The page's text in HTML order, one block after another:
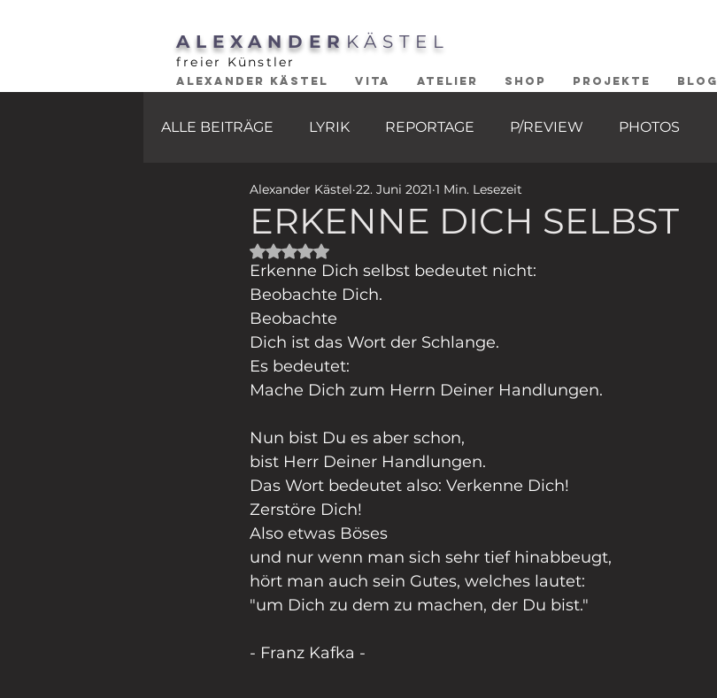
ALEXANDER KÄSTEL
freier Künstler
ALEXANDER KÄSTEL VITA ATELIER SHOP PROJEKTE BLOG
ALLE BEITRÄGE LYRIK REPORTAGE P/REVIEW PHOTOS
ERKENNE DICH SELBST
Alexander Kästel 22. Juni 2021 1 Min. Lesezeit
Mit NaN von 5 Sternen bewertet.
Erkenne Dich selbst bedeutet nicht:
Beobachte Dich.
Beobachte
Dich ist das Wort der Schlange.
Es bedeutet:
Mache Dich zum Herrn Deiner Handlungen.
Nun bist Du es aber schon,
bist Herr Deiner Handlungen.
Das Wort bedeutet also: Verkenne Dich!
Zerstöre Dich!
Also etwas Böses
und nur wenn man sich sehr tief hinabbeugt,
hört man auch sein Gutes, welches lautet:
"um Dich zu dem zu machen, der Du bist."
- Franz Kafka -